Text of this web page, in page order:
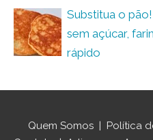
Substitua o
sem açúcar,
rápido
Quem Somos | Política